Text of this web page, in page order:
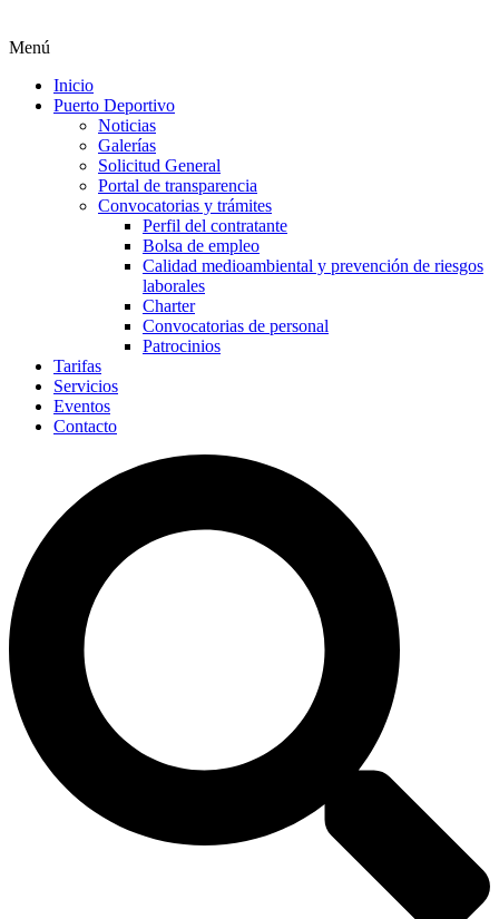
Menú
Inicio
Puerto Deportivo
Noticias
Galerías
Solicitud General
Portal de transparencia
Convocatorias y trámites
Perfil del contratante
Bolsa de empleo
Calidad medioambiental y prevención de riesgos
laborales
Charter
Convocatorias de personal
Patrocinios
Tarifas
Servicios
Eventos
Contacto